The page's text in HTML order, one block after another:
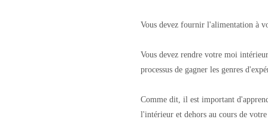
Vous devez fournir l'alimentation à
Vous devez rendre votre moi
processus de gagner les genres
Comme dit, il est important
l'intérieur et dehors au cours de